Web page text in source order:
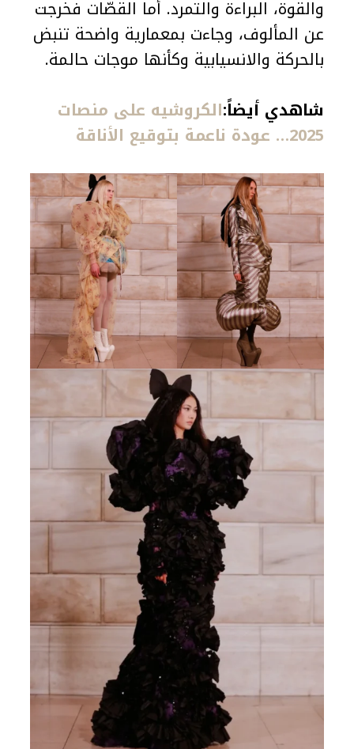
والقوة، البراءة والتمرد. أما القصّات فخرجت
عن المألوف، وجاءت بمعمارية واضحة تنبض
بالحركة والانسيابية وكأنها موجات حالمة.
شاهدي أيضاً:الكروشيه على منصات
2025… عودة ناعمة بتوقيع الأناقة